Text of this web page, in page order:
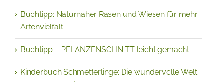
Buchtipp: Naturnaher Rasen und Wiesen für mehr
Artenvielfalt
Buchtipp – PFLANZENSCHNITT leicht gemacht
Kinderbuch Schmetterlinge: Die wundervolle Welt